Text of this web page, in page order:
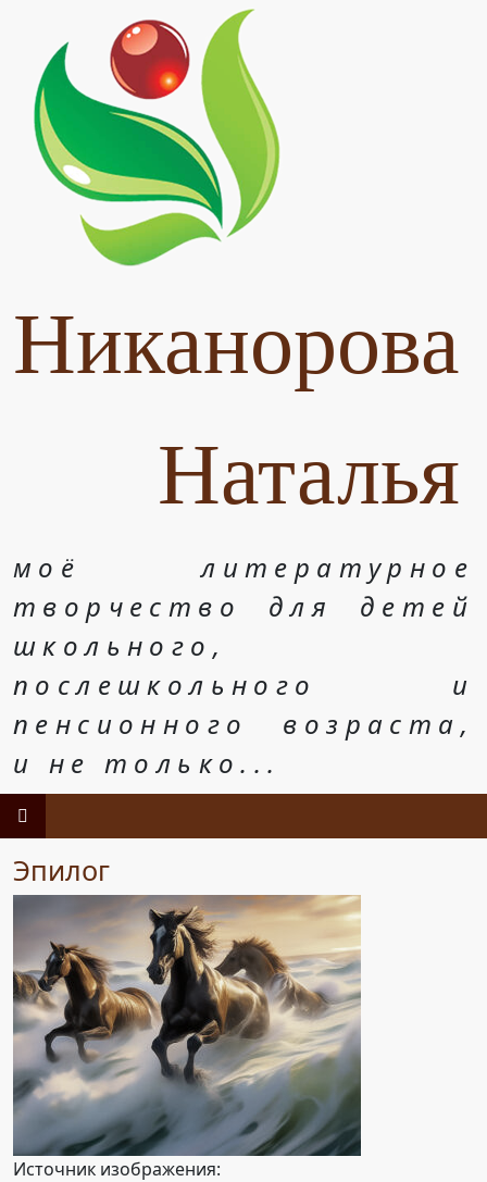
Никанорова
Наталья
моё литературное
творчество для детей
школьного,
послешкольного и
пенсионного возраста,
и не только...
Эпилог
Источник изображения: